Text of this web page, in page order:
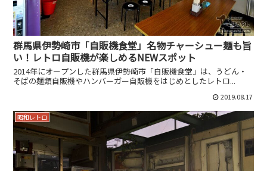
群馬県伊勢崎市「自販機食堂」名物チャーシュー麺も旨
い！レトロ自販機が楽しめるNEWスポット
2014年にオープンした群馬県伊勢崎市「自販機食堂」は、うどん・
そばの麺類自販機やハンバーガー自販機をはじめとしたレトロ...
2019.08.17
昭和レトロ